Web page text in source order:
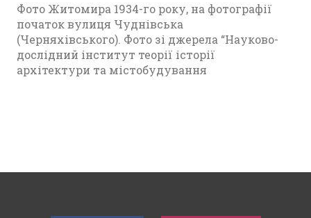
Фото Житомира 1934-го року, на фотографії
початок вулиця Чуднівська
(Черняхівського). Фото зі джерела “Науково-
дослідний інститут теорії історії
архітектури та містобудування